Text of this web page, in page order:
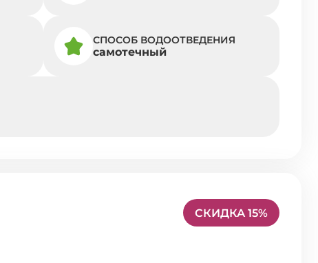
СПОСОБ ВОДООТВЕДЕНИЯ
самотечный
СКИДКА 15%